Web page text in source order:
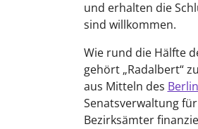
und erhalten die
sind willkommen.
Wie rund die Hälfte
gehört „Radalbert“
aus Mitteln des
Senatsverwaltung
Bezirksämter